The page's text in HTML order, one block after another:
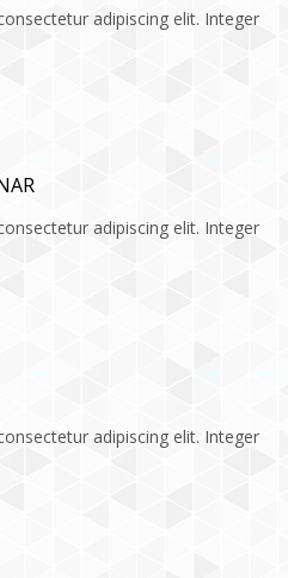
adipiscing elit. Integer
adipiscing elit. Integer
adipiscing elit. Integer